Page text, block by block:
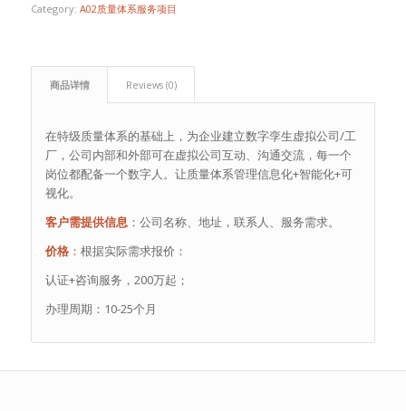
Category: A02质量体系服务项目
商品详情 Reviews (0)
在特级质量体系的基础上，为企业建立数字孪生虚拟公司/工
厂，公司内部和外部可在虚拟公司互动、沟通交流，每一个
岗位都配备一个数字人。让质量体系管理信息化+智能化+可
视化。
客户需提供信息：公司名称、地址，联系人、服务需求。
价格：根据实际需求报价：
认证+咨询服务，200万起；
办理周期：10-25个月